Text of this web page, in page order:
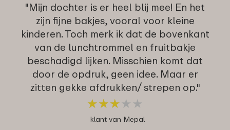
"Mijn dochter is er heel blij mee! En het
zijn fijne bakjes, vooral voor kleine
kinderen. Toch merk ik dat de bovenkant
van de lunchtrommel en fruitbakje
beschadigd lijken. Misschien komt dat
door de opdruk, geen idee. Maar er
zitten gekke afdrukken/ strepen op."
★★★ ★ ★
★★★ ★ ★
klant van Mepal